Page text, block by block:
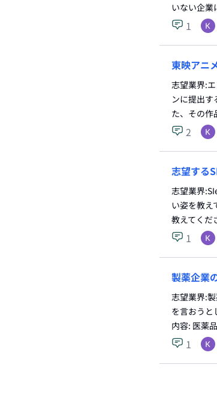
いない企
1
東映アニ
志望業界:
ンに提出す
た、その
2
志望する
志望業界
い姿を教え
教えてく
1
製薬企業
志望業界:
を言おうと
内容: 医薬
1